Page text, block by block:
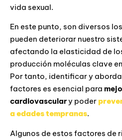
vida sexual.
En este punto, son diversos
pueden deteriorar nuestro
afectando la elasticidad de
producción moléculas clave
Por tanto, identificar y
factores es esencial para
cardiovasculary poder
a edades tempranas.
Algunos de estos factores de